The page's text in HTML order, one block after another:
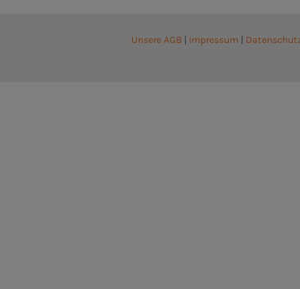
Unsere AGB | Impressum |